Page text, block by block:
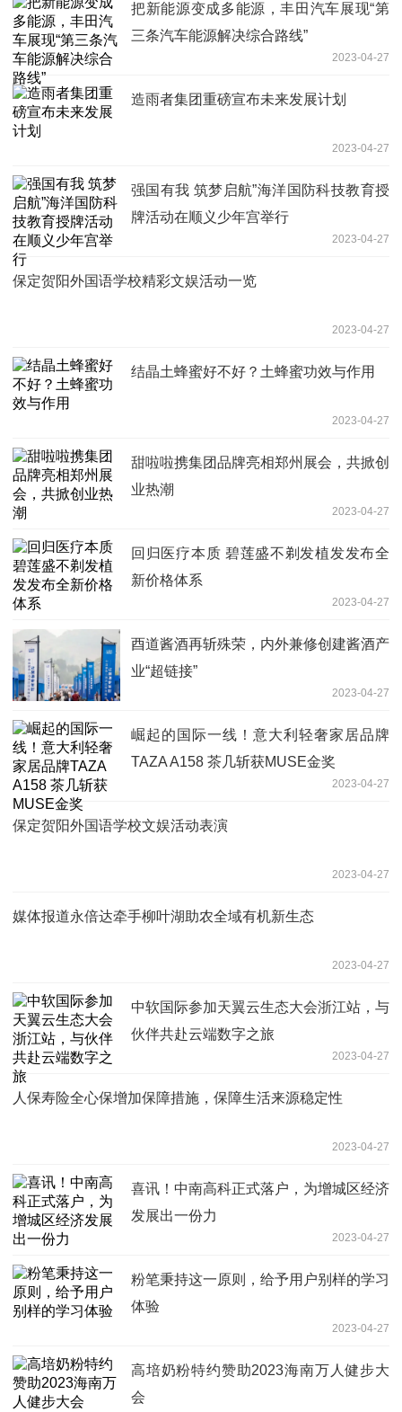
把新能源变成多能源，丰田汽车展现“第
三条汽车能源解决综合路线”
2023-04-27
造雨者集团重磅宣布未来发展计划
2023-04-27
强国有我 筑梦启航”海洋国防科技教育授
牌活动在顺义少年宫举行
2023-04-27
保定贺阳外国语学校精彩文娱活动一览
2023-04-27
结晶土蜂蜜好不好？土蜂蜜功效与作用
2023-04-27
甜啦啦携集团品牌亮相郑州展会，共掀创
业热潮
2023-04-27
回归医疗本质 碧莲盛不剃发植发发布全
新价格体系
2023-04-27
酉道酱酒再斩殊荣，内外兼修创建酱酒产
业“超链接”
2023-04-27
崛起的国际一线！意大利轻奢家居品牌
TAZA A158 茶几斩获MUSE金奖
2023-04-27
保定贺阳外国语学校文娱活动表演
2023-04-27
媒体报道永倍达牵手柳叶湖助农全域有机新生态
2023-04-27
中软国际参加天翼云生态大会浙江站，与
伙伴共赴云端数字之旅
2023-04-27
人保寿险全心保增加保障措施，保障生活来源稳定性
2023-04-27
喜讯！中南高科正式落户，为增城区经济
发展出一份力
2023-04-27
粉笔秉持这一原则，给予用户别样的学习
体验
2023-04-27
高培奶粉特约赞助2023海南万人健步大
会